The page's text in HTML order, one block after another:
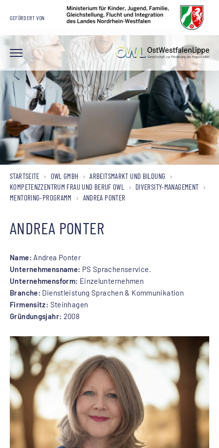
GEFÖRDERT VON
STARTSEITE OWL GMBH
ARBEITSMARKT UND BILDUNG
KOMPETENZZENTRUM FRAU UND BERUF OWL
DIVERSITY-MANAGEMENT
MENTORING-PROGRAMM
ANDREA PONTER
ANDREA PONTER
Name: Andrea Ponter
Unternehmensname: PS Sprachenservice.
Unternehmensform: Einzelunternehmen
Branche: Dienstleistung Sprachen & Kommunikation
Firmensitz: Steinhagen
Gründungsjahr: 2008